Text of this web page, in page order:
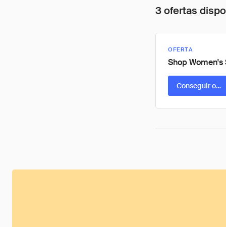
3 ofertas
OFERTA
Shop Women's
Conseguir